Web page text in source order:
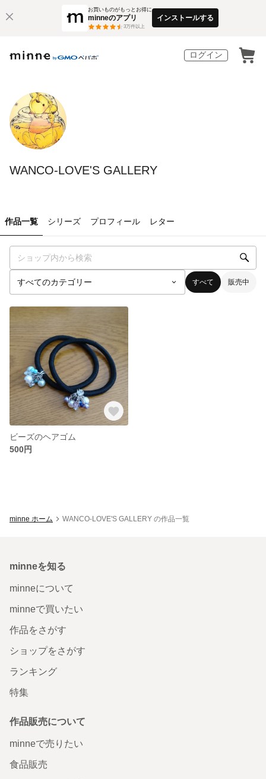
お買いものがもっとお得に
minneのアプリ
3万件以上
インストールする
ログイン
WANCO-LOVE'S GALLERY
作品一覧 シリーズ プロフィール レター
すべて 販売中
ビーズのヘアゴム
500円
minne ホーム WANCO-LOVE'S GALLERY の作品一覧
minneを知る
minneについて
minneで買いたい
作品をさがす
ショップをさがす
ランキング
特集
作品販売について
minneで売りたい
食品販売